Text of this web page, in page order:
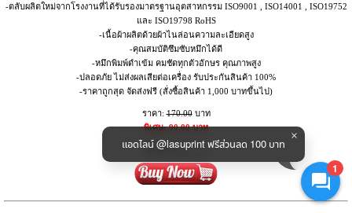
-ตลับผลิตใหม่จากโรงงานที่ได้รับรองมาตรฐานอุตสาหกรรม ISO9001 , ISO14001 , ISO19752
และ ISO19798 RoHS
-เนื้อผ้าผลิตด้วยผ้าไนล่อนความละเอียดสูง
-คุณสมบัติซึมซับหมึกได้ดี
-หมึกพิมพ์ดำเข้ม คมชัดทุกตัวอักษร คุณภาพสูง
-ปลอดภัย ไม่ส่งผลเสียต่อเครื่อง รับประกันสินค้า 100%
-ราคาถูกสุด จัดส่งฟรี (สั่งซื้อสินค้า 1,000 บาทขึ้นไป)
ราคา:170.00บาท
พิเศษ: 90.00 บาท
จำนวน :
1
แอดไลน์ @lasuprint ฟรีส่วนลด 100 บาท